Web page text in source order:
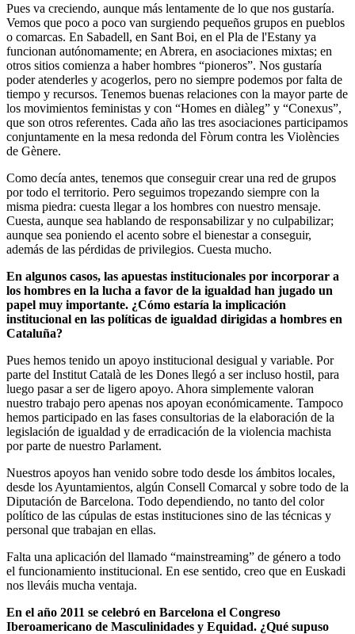
Pues va creciendo, aunque más lentamente de lo que nos gustaría.
Vemos que poco a poco van surgiendo pequeños grupos en pueblos
o comarcas. En Sabadell, en Sant Boi, en el Pla de l'Estany ya
funcionan autónomamente; en Abrera, en asociaciones mixtas; en
otros sitios comienza a haber hombres “pioneros”. Nos gustaría
poder atenderles y acogerlos, pero no siempre podemos por falta de
tiempo y recursos. Tenemos buenas relaciones con la mayor parte de
los movimientos feministas y con “Homes en diàleg” y “Conexus”,
que son otros referentes. Cada año las tres asociaciones participamos
conjuntamente en la mesa redonda del Fòrum contra les Violències
de Gènere.
Como decía antes, tenemos que conseguir crear una red de grupos
por todo el territorio. Pero seguimos tropezando siempre con la
misma piedra: cuesta llegar a los hombres con nuestro mensaje.
Cuesta, aunque sea hablando de responsabilizar y no culpabilizar;
aunque sea poniendo el acento sobre el bienestar a conseguir,
además de las pérdidas de privilegios. Cuesta mucho.
En algunos casos, las apuestas institucionales por incorporar a
los hombres en la lucha a favor de la igualdad han jugado un
papel muy importante. ¿Cómo estaría la implicación
institucional en las políticas de igualdad dirigidas a hombres en
Cataluña?
Pues hemos tenido un apoyo institucional desigual y variable. Por
parte del Institut Català de les Dones llegó a ser incluso hostil, para
luego pasar a ser de ligero apoyo. Ahora simplemente valoran
nuestro trabajo pero apenas nos apoyan económicamente. Tampoco
hemos participado en las fases consultorias de la elaboración de la
legislación de igualdad y de erradicación de la violencia machista
por parte de nuestro Parlament.
Nuestros apoyos han venido sobre todo desde los ámbitos locales,
desde los Ayuntamientos, algún Consell Comarcal y sobre todo de la
Diputación de Barcelona. Todo dependiendo, no tanto del color
político de las cúpulas de estas instituciones sino de las técnicas y
personal que trabajan en ellas.
Falta una aplicación del llamado “mainstreaming” de género a todo
el funcionamiento institucional. En ese sentido, creo que en Euskadi
nos lleváis mucha ventaja.
En el año 2011 se celebró en Barcelona el Congreso
Iberoamericano de Masculinidades y Equidad. ¿Qué supuso